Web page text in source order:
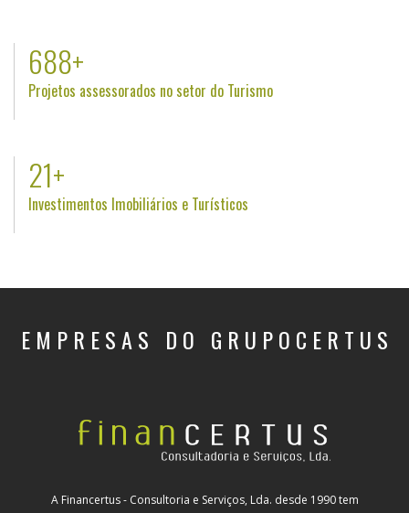
809+
Projetos assessorados no setor do Turismo
25+
Investimentos Imobiliários e Turísticos
EMPRESAS DO GRUPOCERTUS
A Financertus - Consultoria e Serviços, Lda. desde 1990 tem